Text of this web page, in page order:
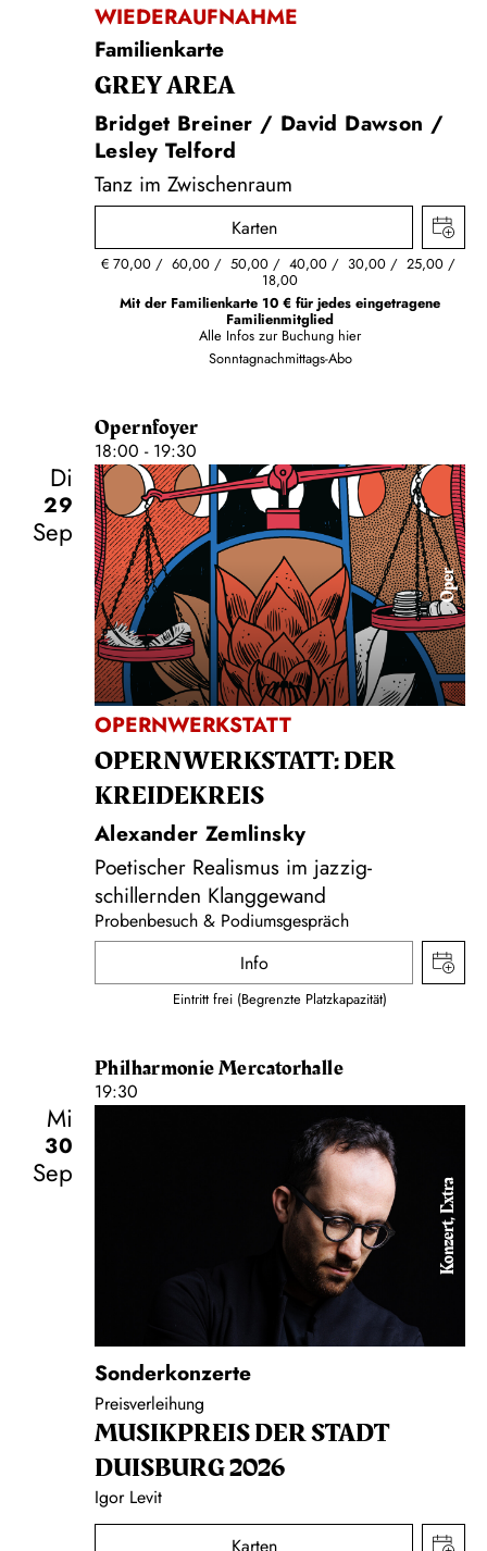
WIEDERAUFNAHME
Familienkarte
GREY AREA
Bridget Breiner / David Dawson /
Lesley Telford
Tanz im Zwischenraum
Karten
€ 70,00 60,00 50,00 40,00 30,00 25,00
18,00
Mit der Familienkarte 10 € für jedes eingetragene
Familienmitglied
Alle Infos zur Buchung hier
Sonntagnachmittags-Abo
Opernfoyer
18:00 - 19:30
Di
29
Sep
Oper
OPERNWERKSTATT
OPERNWERKSTATT: DER
KREIDEKREIS
Alexander Zemlinsky
Poetischer Realismus im jazzig-
schillernden Klanggewand
Probenbesuch & Podiumsgespräch
Info
Eintritt frei (Begrenzte Platzkapazität)
Philharmonie Mercatorhalle
19:30
Mi
30
Sep
Konzert, Extra
Sonderkonzerte
Preisverleihung
MUSIK­PREIS DER STADT
DUISBURG 2026
Igor Levit
Karten